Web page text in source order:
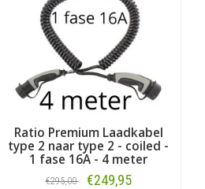
Ratio Premium Laadkabel
type 2 naar type 2 - coiled -
1 fase 16A - 4 meter
€295,00 €249,95